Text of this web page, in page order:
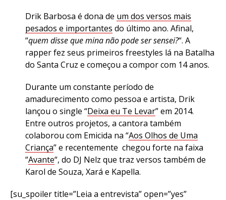
Drik Barbosa é dona de um dos versos mais
pesados e importantes do último ano. Afinal,
“quem disse que mina não pode ser sensei?“. A
rapper fez seus primeiros freestyles lá na Batalha
do Santa Cruz e começou a compor com 14 anos.
Durante um constante período de
amadurecimento como pessoa e artista, Drik
lançou o single “Deixa eu Te Levar” em 2014.
Entre outros projetos, a cantora também
colaborou com Emicida na “Aos Olhos de Uma
Criança” e recentemente chegou forte na faixa
“Avante“, do DJ Nelz que traz versos também de
Karol de Souza, Xará e Kapella.
[su_spoiler title=”Leia a entrevista” open=”yes”